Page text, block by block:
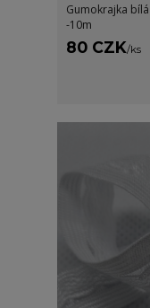
Gumokrajka
-10m
80 CZK/ks